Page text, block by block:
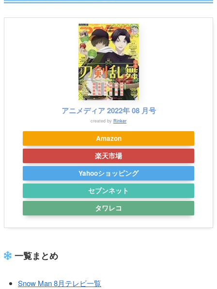
アニメディア 2022年 08 月号
created by Rinker
Amazon
楽天市場
Yahooショッピング
セブンネット
タワレコ
一覧まとめ
Snow Man 8月テレビ一覧